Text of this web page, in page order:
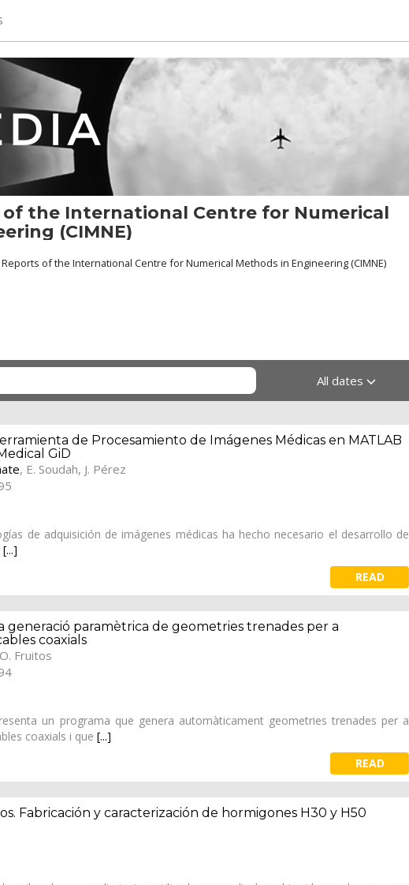
of the International Centre for Numerical
(CIMNE)
of the International Centre for Numerical Methods in Engineering (CIMNE)
All dates
de Procesamiento de Imágenes Médicas en MATLAB
GiD
, E. Soudah, J. Pérez
de adquisición de imágenes médicas ha hecho necesario el desarrollo de
[...]
READ
generació paramètrica de geometries trenades per a
coaxials
O. Fruitos
un programa que genera automàticament geometries trenades per a
coaxials i que [...]
READ
Fabricación y caracterización de hormigones H30 y H50